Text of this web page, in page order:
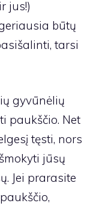
jus!)
būtų
tarsi
gyvūnėlių
paukščio. Net
tęsti, nors
jūsų
Jei prarasite